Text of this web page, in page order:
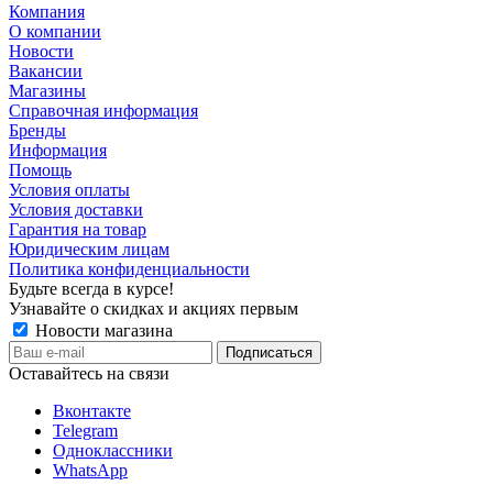
Компания
О компании
Новости
Вакансии
Магазины
Справочная информация
Бренды
Информация
Помощь
Условия оплаты
Условия доставки
Гарантия на товар
Юридическим лицам
Политика конфиденциальности
Будьте всегда в курсе!
Узнавайте о скидках и акциях первым
Новости магазина
Оставайтесь на связи
Вконтакте
Telegram
Одноклассники
WhatsApp